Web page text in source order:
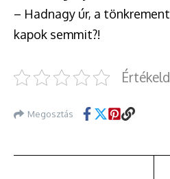
– Hadnagy úr, a
kapok semmit?!
Megosztás